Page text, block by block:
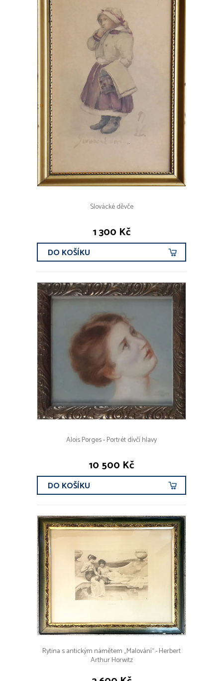
Slovácké děvče
1 300 Kč
DO KOŠÍKU
Alois Porges - Portrét dívčí hlavy
10 500 Kč
DO KOŠÍKU
Rytina s antickým námětem „Malování“.- Herbert
Arthur Horwitz